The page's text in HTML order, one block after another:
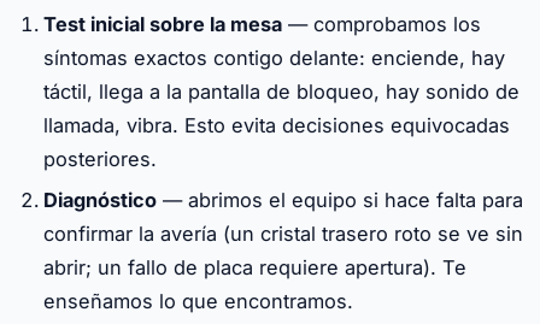
Test inicial sobre la mesa — comprobamos los
síntomas exactos contigo delante: enciende, hay
táctil, llega a la pantalla de bloqueo, hay sonido de
llamada, vibra. Esto evita decisiones equivocadas
posteriores.
Diagnóstico — abrimos el equipo si hace falta para
confirmar la avería (un cristal trasero roto se ve sin
abrir; un fallo de placa requiere apertura). Te
enseñamos lo que encontramos.